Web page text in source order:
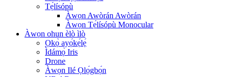
Tẹ́lísópù
Àwọn Awòrán Awòrán
Àwọn Tẹ́lísópù Monocular
Àwọn ohun èlò ìlò
Ọkọ̀ ayọ́kẹ́lẹ́
Ìdámọ̀ Iris
Drone
Àwọn Ilé Ọlọ́gbọ́n